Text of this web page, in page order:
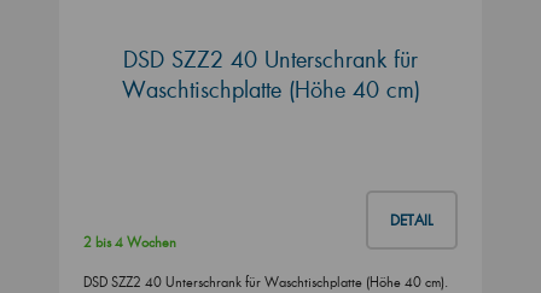
DSD SZZ2 40 Unterschrank für
Waschtischplatte (Höhe 40 cm)
DETAIL
2 bis 4 Wochen
DSD SZZ2 40 Unterschrank für Waschtischplatte (Höhe 40 cm).